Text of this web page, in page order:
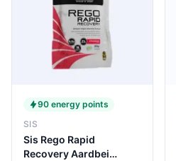
90 energy points
SIS
Sis Rego Rapid
Recovery Aardbei